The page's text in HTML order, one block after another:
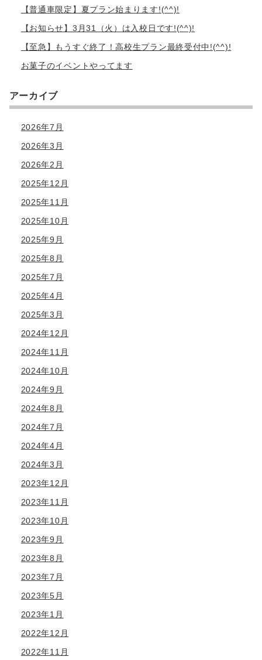
【普通車限定】夏プラン始まります!(^^)!
【お知らせ】3月31（火）は入校日です!(^^)!
【至急】もうすぐ終了！高校生プラン最終受付中!(^^)!
お菓子のイベントやってます
アーカイブ
2026年7月
2026年3月
2026年2月
2025年12月
2025年11月
2025年10月
2025年9月
2025年8月
2025年7月
2025年4月
2025年3月
2024年12月
2024年11月
2024年10月
2024年9月
2024年8月
2024年7月
2024年4月
2024年3月
2023年12月
2023年11月
2023年10月
2023年9月
2023年8月
2023年7月
2023年5月
2023年1月
2022年12月
2022年11月